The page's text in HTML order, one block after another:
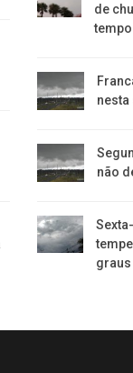
de
tempo
não
graus